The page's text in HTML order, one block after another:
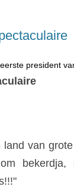
president
van
bekerdja,